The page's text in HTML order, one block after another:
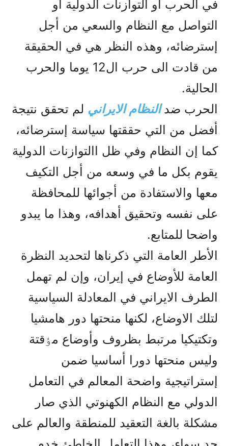
في الحرب أو التوازنات الدولية أو
التواصل مع النظام والسعي من أجل
إسترضائه، وهذه النظر هي في الحقيقة
من قادت الى حرب ال12 يوما والحرب
الحالية.
الحرب ضدالنظام الايراني لم تحقق نتيجة
أفضل من التي حققتها سياسة إسترضائه،
کما إن النظام وفي ظل االتوازنات الدولية
يقوم بکل ما في وسعه من أجل التکيف
معها والاستفادة من أجوائها للمحافظة
على نفسه وتحقيق أهدافه، وهذا ما يبدو
واضحا للمتابع.
الأطر العامة التي ذکرناها لتحديد النظرة
العامة للأوضاع في إيران، وإن لم تهمل
الطرف الايراني في المعادلة السياسية
لتلك الاوضاع، لکنها منحتها دور هامشيا
وتکتيکيا مرتبط بظروف وأوضاع مٶقتة
وليس منحتها دورا أساسيا ضمن
إستراتيجية واضحة المعالم في التعامل
الدولي مع النظام الکهنوتي الذي صار
مشکلة بالغة التعقيد للمنطقة والعالم على